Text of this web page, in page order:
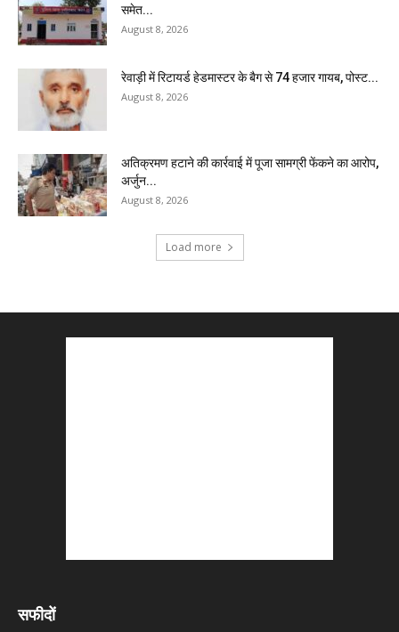
समेत...
August 8, 2026
रेवाड़ी में रिटायर्ड हेडमास्टर के बैग से ₹74 हजार गायब, पोस्ट...
August 8, 2026
अतिक्रमण हटाने की कार्रवाई में पूजा सामग्री फेंकने का आरोप,
अर्जुन...
August 8, 2026
Load more
सफीदों